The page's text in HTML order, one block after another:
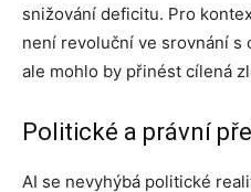
snižování deficitu. Pro
není revoluční ve srovnání s
ale mohlo by přinést cílená
Politické a právní
AI se nevyhýbá politické